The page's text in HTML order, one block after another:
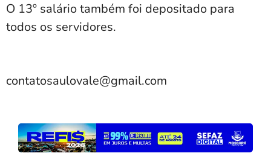
O 13º salário também foi depositado para
todos os servidores.
contatosaulovale@gmail.com